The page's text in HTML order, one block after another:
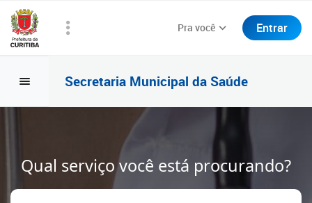
Pra você Entrar
Secretaria Municipal da Saúde
Qual serviço você está procurando?